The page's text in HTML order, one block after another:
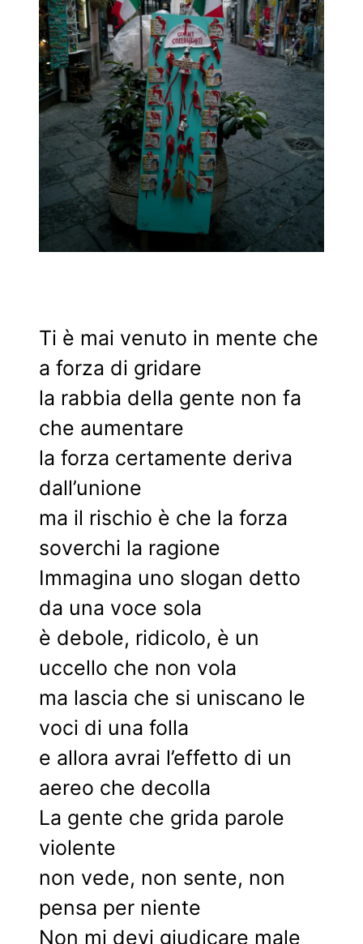
Ti è mai venuto in mente che
a forza di gridare
la rabbia della gente non fa
che aumentare
la forza certamente deriva
dall’unione
ma il rischio è che la forza
soverchi la ragione
Immagina uno slogan detto
da una voce sola
è debole, ridicolo, è un
uccello che non vola
ma lascia che si uniscano le
voci di una folla
e allora avrai l’effetto di un
aereo che decolla
La gente che grida parole
violente
non vede, non sente, non
pensa per niente
Non mi devi giudicare male